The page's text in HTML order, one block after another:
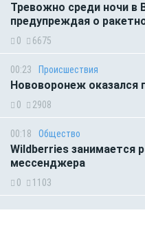
Тревожно среди ночи в
предупреждая о
0 6675
00:23 Происшествия
Нововоронеж оказался
0 2908
00:18 Общество
Wildberries занимается
мессенджера
0 1103